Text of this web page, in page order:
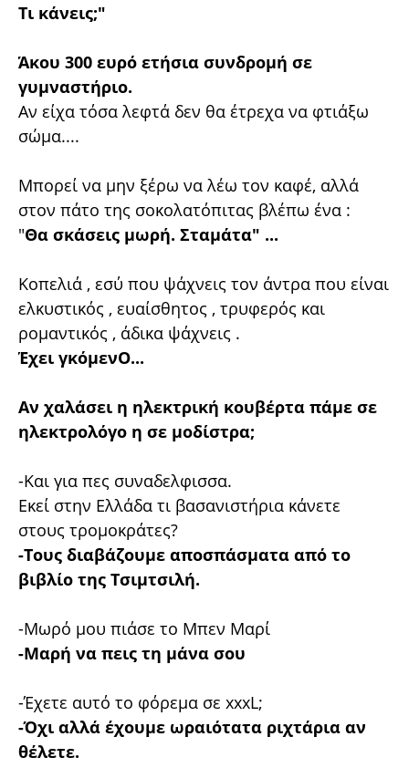
Τι κάνεις;"
Άκου 300 ευρό ετήσια συνδρομή σε
γυμναστήριο.
Αν είχα τόσα λεφτά δεν θα έτρεχα να φτιάξω
σώμα....
Μπορεί να μην ξέρω να λέω τον καφέ, αλλά
στον πάτο της σοκολατόπιτας βλέπω ένα :
"Θα σκάσεις μωρή. Σταμάτα" ...
Κοπελιά , εσύ που ψάχνεις τον άντρα που είναι
ελκυστικός , ευαίσθητος , τρυφερός και
ρομαντικός , άδικα ψάχνεις .
Έχει γκόμενΟ...
Αν χαλάσει η ηλεκτρική κουβέρτα πάμε σε
ηλεκτρολόγο η σε μοδίστρα;
-Και για πες συναδελφισσα.
Εκεί στην Ελλάδα τι βασανιστήρια κάνετε
στους τρομοκράτες?
-Τους διαβάζουμε αποσπάσματα από το
βιβλίο της Τσιμτσιλή.
-Μωρό μου πιάσε το Μπεν Μαρί
-Μαρή να πεις τη μάνα σου
-Έχετε αυτό το φόρεμα σε xxxL;
-Όχι αλλά έχουμε ωραιότατα ριχτάρια αν
θέλετε.